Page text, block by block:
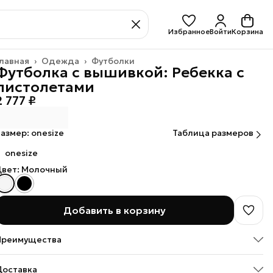
ИзбранноеВойтиКорзина
Футболки
Одежда ›
›
с вышивкой: Ребекка с
777 ₽
onesize
Таблица размеров
onesize
Молочный
Добавить в корзину
Оплата — картой, СБП или наличными
Оплата частями в Сплит